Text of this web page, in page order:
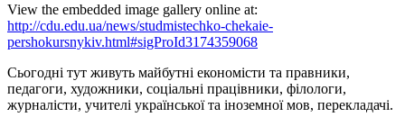
View the embedded image gallery online at:
http://cdu.edu.ua/news/studmistechko-chekaie-
pershokursnykiv.html#sigProId3174359068
Сьогодні тут живуть майбутні економісти та правники,
педагоги, художники, соціальні працівники, філологи,
журналісти, учителі української та іноземної мов, перекладачі.